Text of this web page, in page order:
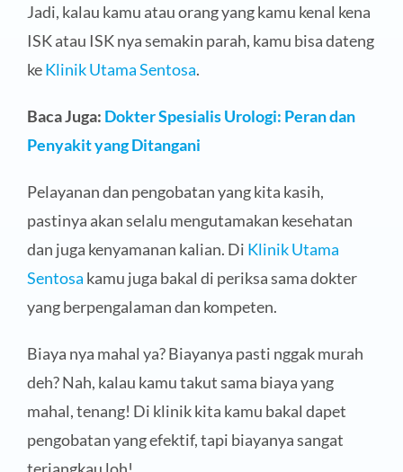
Jadi, kalau kamu atau orang yang kamu kenal kena
ISK atau ISK nya semakin parah, kamu bisa dateng
keKlinik Utama Sentosa.
Baca Juga: Dokter Spesialis Urologi: Peran dan
Penyakit yang Ditangani
Pelayanan dan pengobatan yang kita kasih,
pastinya akan selalu mengutamakan kesehatan
dan juga kenyamanan kalian. Di Klinik Utama
Sentosa kamu juga bakal di periksa sama dokter
yang berpengalaman dan kompeten.
Biaya nya mahal ya? Biayanya pasti nggak murah
deh? Nah, kalau kamu takut sama biaya yang
mahal, tenang! Di klinik kita kamu bakal dapet
pengobatan yang efektif, tapi biayanya sangat